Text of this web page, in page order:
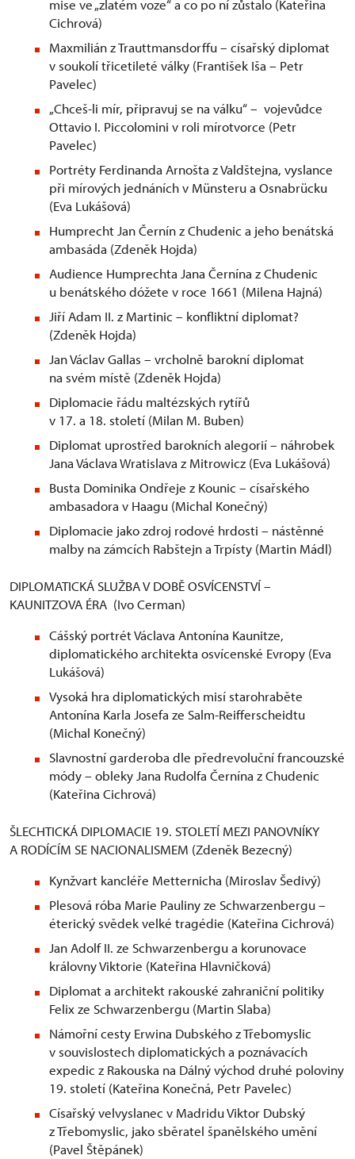
mise ve „zlatém voze“ a co po ní zůstalo (Kateřina
Cichrová)
Maxmilián z Trauttmansdorffu – císařský diplomat
v soukolí třicetileté války (František Iša – Petr
Pavelec)
„Chceš-li mír, připravuj se na válku“ – vojevůdce
Ottavio I. Piccolomini v roli mírotvorce (Petr
Pavelec)
Portréty Ferdinanda Arnošta z Valdštejna, vyslance
při mírových jednáních v Münsteru a Osnabrücku
(Eva Lukášová)
Humprecht Jan Černín z Chudenic a jeho benátská
ambasáda (Zdeněk Hojda)
Audience Humprechta Jana Černína z Chudenic
u benátského dóžete v roce 1661 (Milena Hajná)
Jiří Adam II. z Martinic – konfliktní diplomat?
(Zdeněk Hojda)
Jan Václav Gallas – vrcholně barokní diplomat
na svém místě (Zdeněk Hojda)
Diplomacie řádu maltézských rytířů
v 17. a 18. století (Milan M. Buben)
Diplomat uprostřed barokních alegorií – náhrobek
Jana Václava Wratislava z Mitrowicz (Eva Lukášová)
Busta Dominika Ondřeje z Kounic – císařského
ambasadora v Haagu (Michal Konečný)
Diplomacie jako zdroj rodové hrdosti – nástěnné
malby na zámcích Rabštejn a Trpísty (Martin Mádl)
DIPLOMATICKÁ SLUŽBA V DOBĚ OSVÍCENSTVÍ –
KAUNITZOVA ÉRA (Ivo Cerman)
Cášský portrét Václava Antonína Kaunitze,
diplomatického architekta osvícenské Evropy (Eva
Lukášová)
Vysoká hra diplomatických misí starohraběte
Antonína Karla Josefa ze Salm-Reifferscheidtu
(Michal Konečný)
Slavnostní garderoba dle předrevoluční francouzské
módy – obleky Jana Rudolfa Černína z Chudenic
(Kateřina Cichrová)
ŠLECHTICKÁ DIPLOMACIE 19. STOLETÍ MEZI PANOVNÍKY
A RODÍCÍM SE NACIONALISMEM (Zdeněk Bezecný)
Kynžvart kancléře Metternicha (Miroslav Šedivý)
Plesová róba Marie Pauliny ze Schwarzenbergu –
éterický svědek velké tragédie (Kateřina Cichrová)
Jan Adolf II. ze Schwarzenbergu a korunovace
královny Viktorie (Kateřina Hlavničková)
Diplomat a architekt rakouské zahraniční politiky
Felix ze Schwarzenbergu (Martin Slaba)
Námořní cesty Erwina Dubského z Třebomyslic
v souvislostech diplomatických a poznávacích
expedic z Rakouska na Dálný východ druhé poloviny
19. století (Kateřina Konečná, Petr Pavelec)
Císařský velvyslanec v Madridu Viktor Dubský
z Třebomyslic, jako sběratel španělského umění
(Pavel Štěpánek)